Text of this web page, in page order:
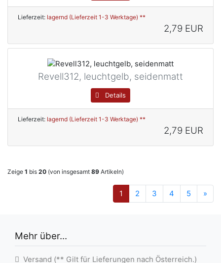
Lieferzeit: lagernd (Lieferzeit 1-3 Werktage) **
2,79 EUR
Revell312, leuchtgelb, seidenmatt
Details
Lieferzeit: lagernd (Lieferzeit 1-3 Werktage) **
2,79 EUR
Zeige 1 bis 20 (von insgesamt 89 Artikeln)
1 2 3 4 5 »
Mehr über...
Versand (** Gilt für Lieferungen nach Österreich.)